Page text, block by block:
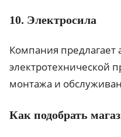
10. Электросила
Компания предлагает
электротехнической
монтажа и
Как подобрать